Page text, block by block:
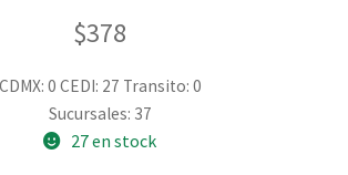
$378
CDMX: 0 CEDI: 27 Transito: 0
Sucursales: 37
27 en stock